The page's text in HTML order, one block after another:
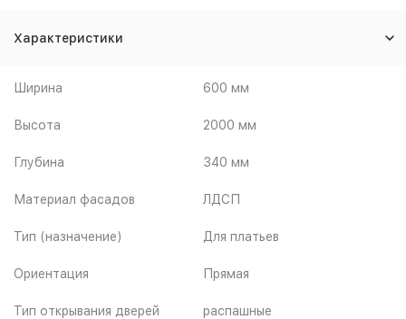
Характеристики
Ширина 600 мм
Высота 2000 мм
Глубина 340 мм
Материал фасадов ЛДСП
Тип (назначение) Для платьев
Ориентация Прямая
Тип открывания дверей распашные